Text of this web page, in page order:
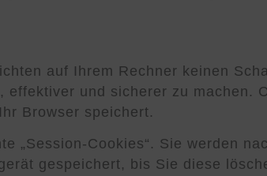
auf Ihrem Rechner keinen
und sicherer zu machen.
Browser speichert.
„Session-Cookies“. Sie werden
gespeichert, bis Sie diese